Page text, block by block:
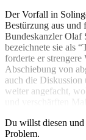
Der Vorfall in
Bestürzung aus und
Bundeskanzler Olaf
bezeichnete sie als
forderte er strengere
Abschiebung von
auch die
weiter angefacht,
Du willst diesen
Problem.